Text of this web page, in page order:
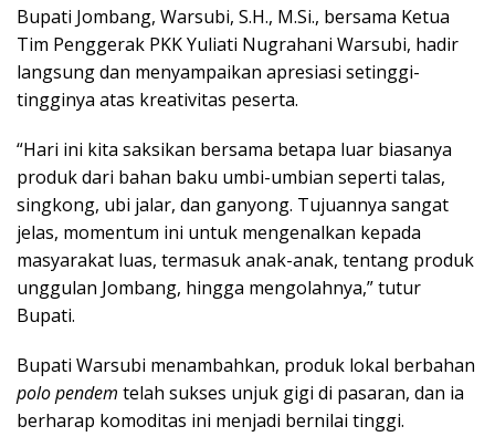
Bupati Jombang, Warsubi, S.H., M.Si., bersama Ketua
Tim Penggerak PKK Yuliati Nugrahani Warsubi, hadir
langsung dan menyampaikan apresiasi setinggi-
tingginya atas kreativitas peserta.
“Hari ini kita saksikan bersama betapa luar biasanya
produk dari bahan baku umbi-umbian seperti talas,
singkong, ubi jalar, dan ganyong. Tujuannya sangat
jelas, momentum ini untuk mengenalkan kepada
masyarakat luas, termasuk anak-anak, tentang produk
unggulan Jombang, hingga mengolahnya,” tutur
Bupati.
Bupati Warsubi menambahkan, produk lokal berbahan
polo pendem telah sukses unjuk gigi di pasaran, dan ia
berharap komoditas ini menjadi bernilai tinggi.